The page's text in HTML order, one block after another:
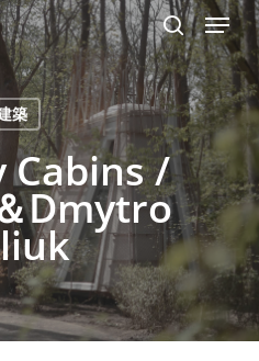
search
Menu
築
Cabins /
Dmytro
Close
Menu